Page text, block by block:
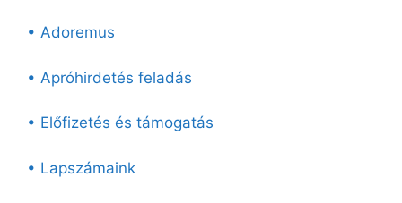
• Adoremus
• Apróhirdetés feladás
• Előfizetés és támogatás
• Lapszámaink